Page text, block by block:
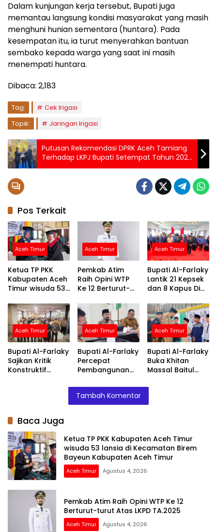
Dalam kunjungan kerja tersebut, Bupati juga
memantau langsung kondisi masyarakat yang masih
menghuni hunian sementara (huntara). Pada
kesempatan itu, ia turut menyerahkan bantuan
sembako kepada warga yang saat ini masih
menempati huntara.
Dibaca: 2,183
Tag:
Cek Irigasi
Topik:
Jaringan Irigasi
Putusan Rekomendasi DPRK Aceh Tamiang
Terhadap LKPJ Bupati Setempat Tahun 2025
Diserahkan, Ini Prosesinya
Pos Terkait
Aceh Timur
Ketua TP PKK
Kabupaten Aceh
Timur wisuda 53
Kecamatan
Birem Bayeun
Kabupaten Aceh
Timur
Aceh Timur
Pemkab Atim
Raih Opini WTP
Ke 12 Berturut-
TA.2025
Aceh Timur
Bupati Al-Farlaky
Lantik 21 Kepsek
dan 8 Kapus Di
Pemkab Atim
Aceh Timur
Bupati Al-Farlaky
Sajikan Kritik
Konstruktif
Aceh Timur
Bupati Al-Farlaky
Percepat
Pembangunan
Jadi
Aceh Timur
Bupati Al-Farlaky
Buka Khitan
Massal Baitul
Terima Layanan
Tambah Komentar
Baca Juga
Ketua TP PKK Kabupaten Aceh Timur
wisuda 53 lansia di Kecamatan Birem
Bayeun Kabupaten Aceh Timur
Aceh Timur Agustus 4, 2026
Pemkab Atim Raih Opini WTP Ke 12
Berturut-turut Atas LKPD TA.2025
Aceh Timur Agustus 4, 2026